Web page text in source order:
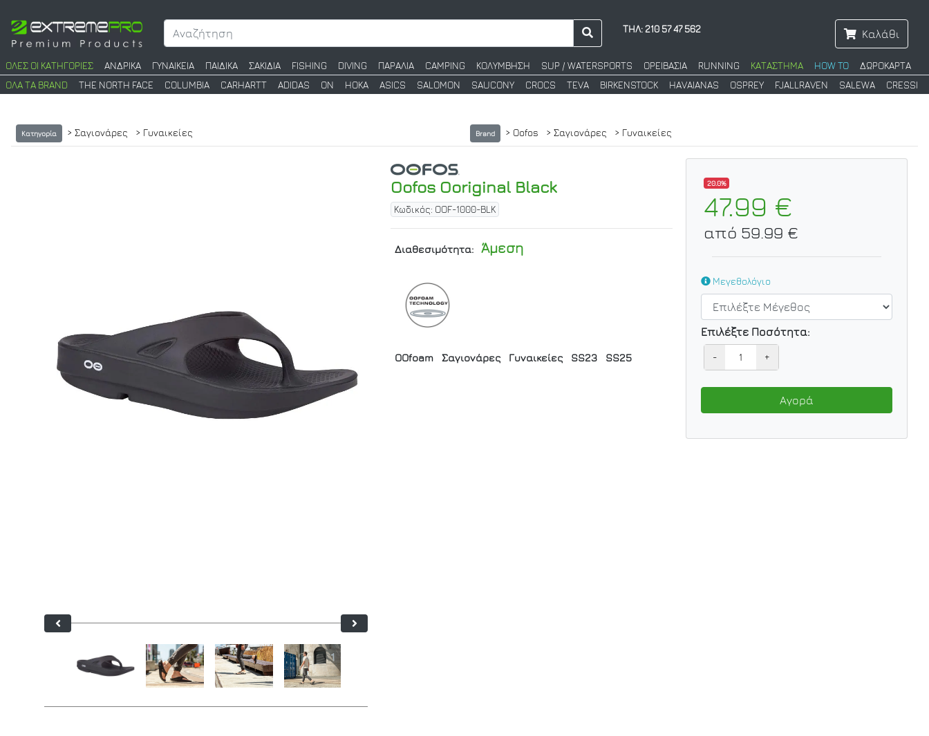
ΤΗΛ: 210 57 47 562 Καλάθι
ΟΛΕΣ ΟΙ ΚΑΤΗΓΟΡΙΕΣ ΑΝΔΡΙΚΑ ΓΥΝΑΙΚΕΙΑ ΠΑΙΔΙΚΑ ΣΑΚΙΔΙΑ FISHING DIVING ΠΑΡΑΛΙΑ CAMPING ΚΟΛΥΜΒΗΣΗ SUP / WATERSPORTS ΟΡΕΙΒΑΣΙΑ RUNNING ΚΑΤΑΣΤΗΜΑ HOW TO
ΔΩΡΟΚΑΡΤΑ
ΟΛΑ ΤΑ BRAND
THE NORTH FACE COLUMBIA CARHARTT ADIDAS ON HOKA ASICS SALOMON SAUCONY CROCS TEVA BIRKENSTOCK HAVAIANAS OSPREY FJALLRAVEN SALEWA CRESSI
Κατηγορία > Σαγιονάρες > Γυναικείες Brand > Oofos > Σαγιονάρες > Γυναικείες
Oofos Ooriginal Black
Κωδικός: OOF-1000-BLK
Διαθεσιμότητα: Άμεση
OOfoam Σαγιονάρες Γυναικείες SS23 SS25
20.0%
47.99 €
από 59.99 €
Μεγεθολόγιο
Επιλέξτε Ποσότητα:
- +
Αγορά